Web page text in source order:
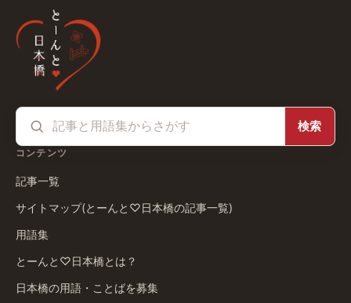
検索
コンテンツ
記事一覧
サイトマップ(とーんと♡日本橋の記事一覧)
用語集
とーんと♡日本橋とは？
日本橋の用語・ことばを募集